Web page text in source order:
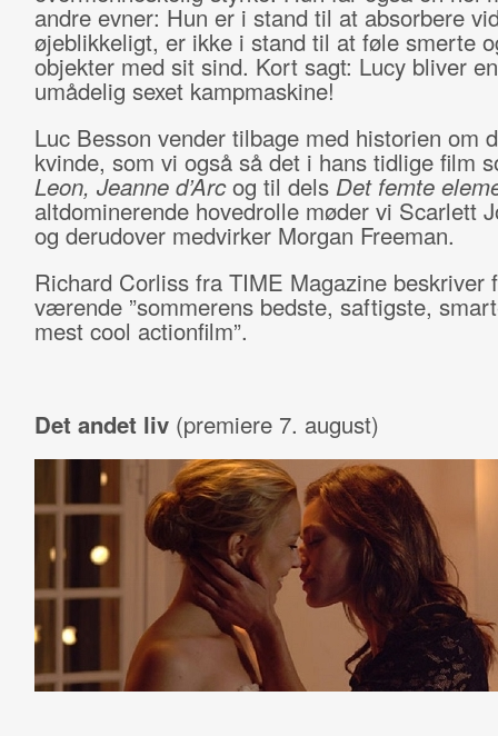
andre evner: Hun er i stand til at absorbere
øjeblikkeligt, er ikke i stand til at føle smerte
objekter med sit sind. Kort sagt: Lucy bliver
umådelig sexet kampmaskine!
Luc Besson vender tilbage med historien om
kvinde, som vi også så det i hans tidlige film
Leon, Jeanne d’Arcog til dels Det femte
altdominerende hovedrolle møder vi Scarlett
og derudover medvirker Morgan Freeman.
Richard Corliss fra TIME Magazine beskriver
værende ”sommerens bedste, saftigste,
mest cool actionfilm”.
Det andet liv(premiere 7. august)